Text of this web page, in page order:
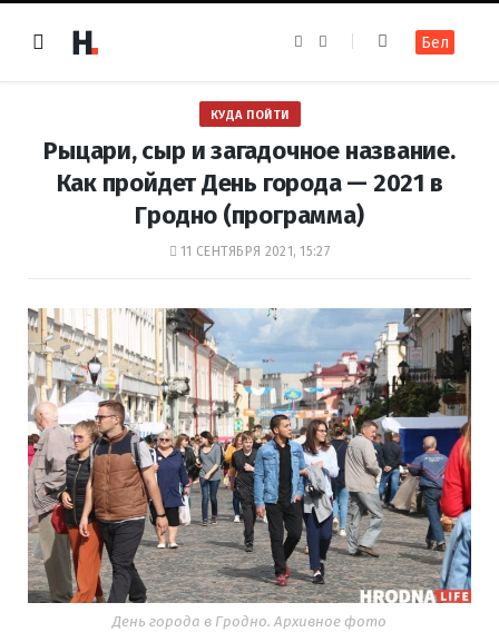
e
k
t
a
m
Бел
КУДА ПОЙТИ
Рыцари, сыр и загадочное название.
Как пройдет День города — 2021 в
Гродно (программа)
11 СЕНТЯБРЯ 2021, 15:27
День города в Гродно. Архивное фото